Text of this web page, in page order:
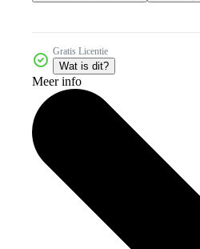
Gratis Licentie
Wat is dit?
Meer info